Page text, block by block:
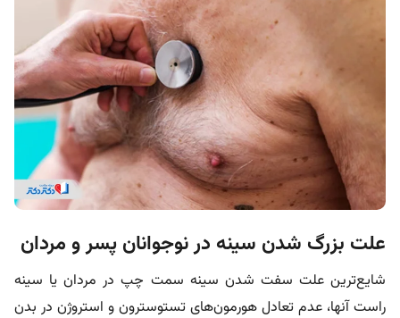
علت بزرگ شدن سینه در نوجوانان پسر و مردان
شایع‌ترینعلت سفت شدن سينه سمت چپ در مردان یا سینه
راست آنها، عدم تعادل هورمون‌های تستوسترون و استروژن در بدن